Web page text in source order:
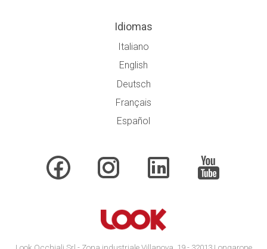
Idiomas
Italiano
English
Deutsch
Français
Español